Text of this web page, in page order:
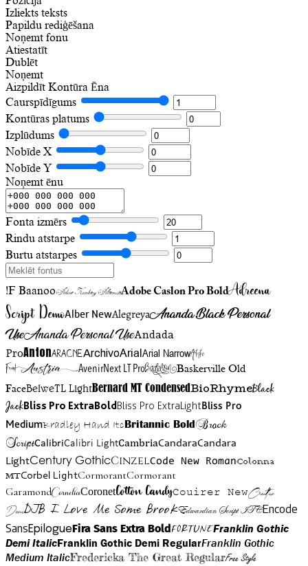
Izliekts teksts
Papildu rediģēšana
Noņemt fonu
Atiestatīt
Dublēt
Noņemt
Aizpildīt Kontūra Ēna
Caurspīdīgums
Kontūras platums
Izplūdums
Nobīde X
Nobīde Y
Noņemt ēnu
Fonta izmērs
Rindu atstarpe
Burtu atstarpes
!F BaanooAdine Kirnberg AlternateAdobe Caslon Pro BoldAdreena
Script DemoAlber NewAlegreyaAnanda Black Personal
UseAnanda Personal UseAndada
ProAntonAracneArchivoArialArial NarrowArtistic
FriendAustriaAvenirNext LT ProBadelionBaskerville Old
FaceBelweTL LightBernard MT CondensedBioRhymeBlack
JackBliss Pro ExtraBoldBliss Pro ExtraLightBliss Pro
MediumBradley Hand Itc Britannic Bold Brock
ScriptCalibriCalibri LightCambriaCandaraCandara
LightCentury GothicCinzelCode New RomanColonna
MTCorbel LightCormorantCormorant
GaramondCorneliaCoronetCotton CandyCouirer NewCreattion
DemoDJB I Love Me Some BrookEdwardian Script ITCEncode
SansEpilogueFira Sans Extra BoldFortuneFranklin Gothic
Demi ItalicFranklin Gothic Demi RegularFranklin Gothic
Medium ItalicFredericka The Great RegularFree Style